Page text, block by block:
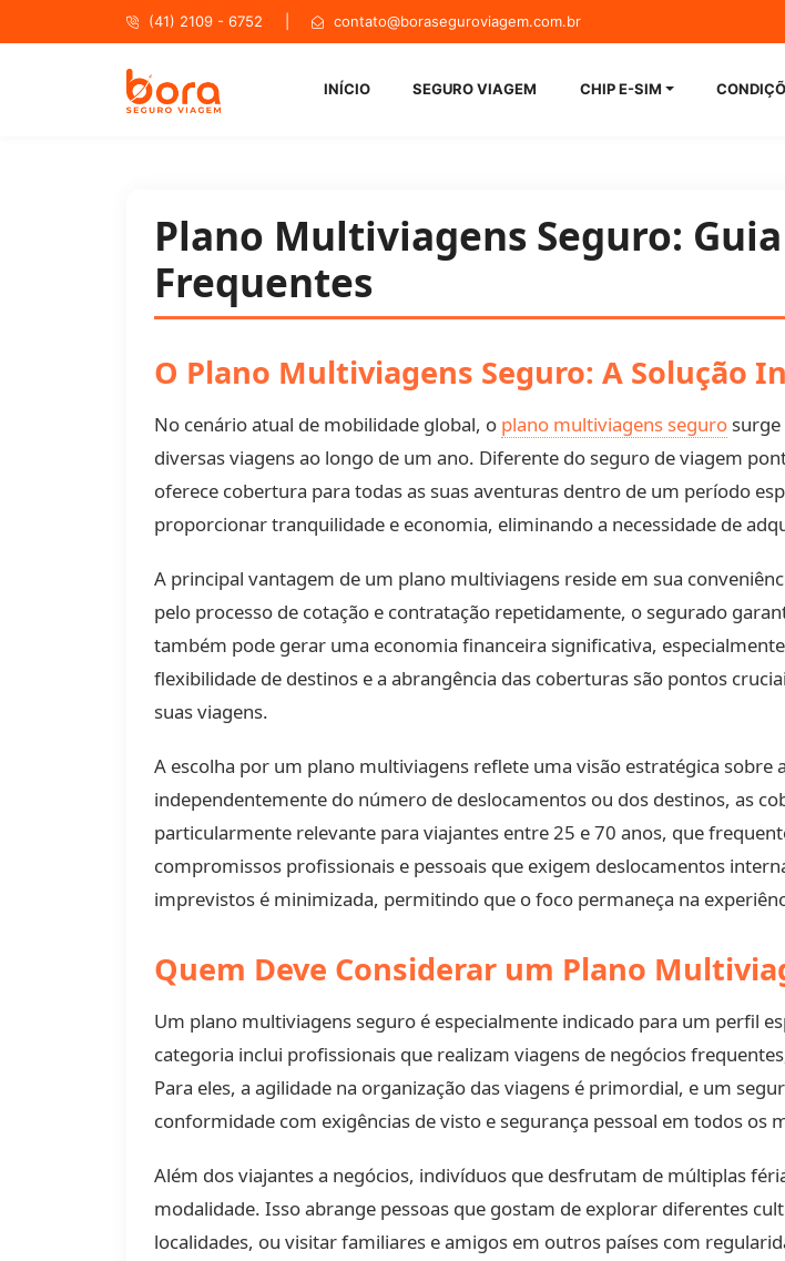
(41) 2109 - 6752 | contato@boraseguroviagem.com.br
Bora Seguro
INÍCIO SEGURO VIAGEM CHIP E-SIM
Plano Multiviagens Seguro:
Frequentes
O Plano Multiviagens Seguro: A Solução
No cenário atual de mobilidade global, o plano multiviagens seguro
diversas viagens ao longo de um ano. Diferente do seguro de viagem
oferece cobertura para todas as suas aventuras dentro de um período
proporcionar tranquilidade e economia, eliminando a necessidade de
A principal vantagem de um plano multiviagens reside em sua
pelo processo de cotação e contratação repetidamente, o segurado
também pode gerar uma economia financeira significativa,
flexibilidade de destinos e a abrangência das coberturas são pontos
suas viagens.
A escolha por um plano multiviagens reflete uma visão estratégica sobre
independentemente do número de deslocamentos ou dos destinos, as
particularmente relevante para viajantes entre 25 e 70 anos, que
compromissos profissionais e pessoais que exigem deslocamentos
imprevistos é minimizada, permitindo que o foco permaneça na
Quem Deve Considerar um Plano
Um plano multiviagens seguro é especialmente indicado para um perfil
categoria inclui profissionais que realizam viagens de negócios
Para eles, a agilidade na organização das viagens é primordial, e um
conformidade com exigências de visto e segurança pessoal em todos os
Além dos viajantes a negócios, indivíduos que desfrutam de múltiplas
modalidade. Isso abrange pessoas que gostam de explorar diferentes
localidades, ou visitar familiares e amigos em outros países com